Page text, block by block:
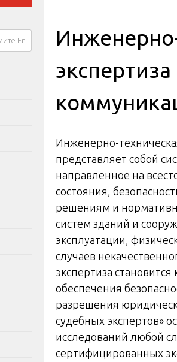
экспертиза
Инженерно-
представляет собой
направленное на
состояния,
решениям и
систем зданий и
эксплуатации,
случаев
экспертиза
обеспечения
разрешения
судебных экспертов»
исследований любой
сертифицированных